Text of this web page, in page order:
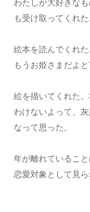
わたしが大好きな
も受け取ってくれた
絵本を読んでくれ
もうお姫さまだよ
絵を描いてくれた
わけないよって、
なって思った。
年が離れていること
恋愛対象として見